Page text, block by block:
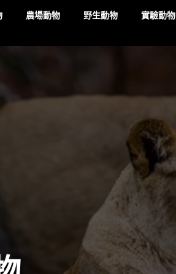
農場動物 野生動物 實驗動物